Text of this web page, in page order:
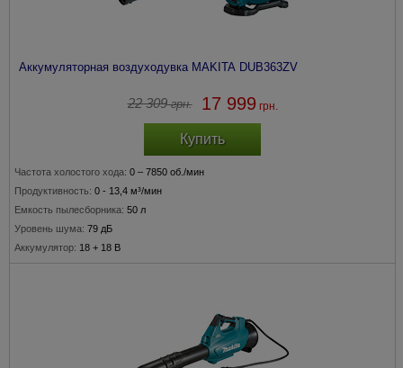
Аккумуляторная воздуходувка MAKITA DUB363ZV
22 309грн. 17 999 грн.
Купить
Частота холостого хода: 0 – 7850 об./мин
Продуктивность: 0 - 13,4 м³/мин
Емкость пылесборника: 50 л
Уровень шума: 79 дБ
Аккумулятор: 18 + 18 В